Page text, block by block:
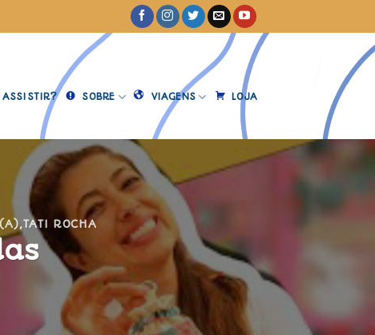
ASSISTIR? SOBRE VIAGENS LOJA
,TATI ROCHA